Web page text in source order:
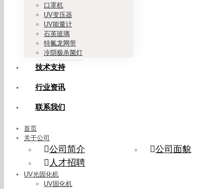
口罩机
UV变压器
UV能量计
石英玻璃
特氟龙网带
冷阴极杀菌灯
技术支持
行业资讯
联系我们
首页
关于公司
公司简介
公司面貌
人才招聘
UV光固化机
UV固化机